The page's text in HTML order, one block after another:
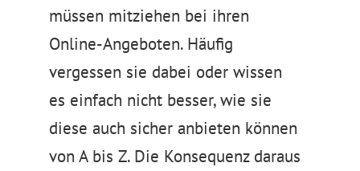
müssen mitziehen bei ihren
Online-Angeboten. Häufig
vergessen sie dabei oder wissen
es einfach nicht besser, wie sie
diese auch sicher anbieten können
von A bis Z. Die Konsequenz daraus